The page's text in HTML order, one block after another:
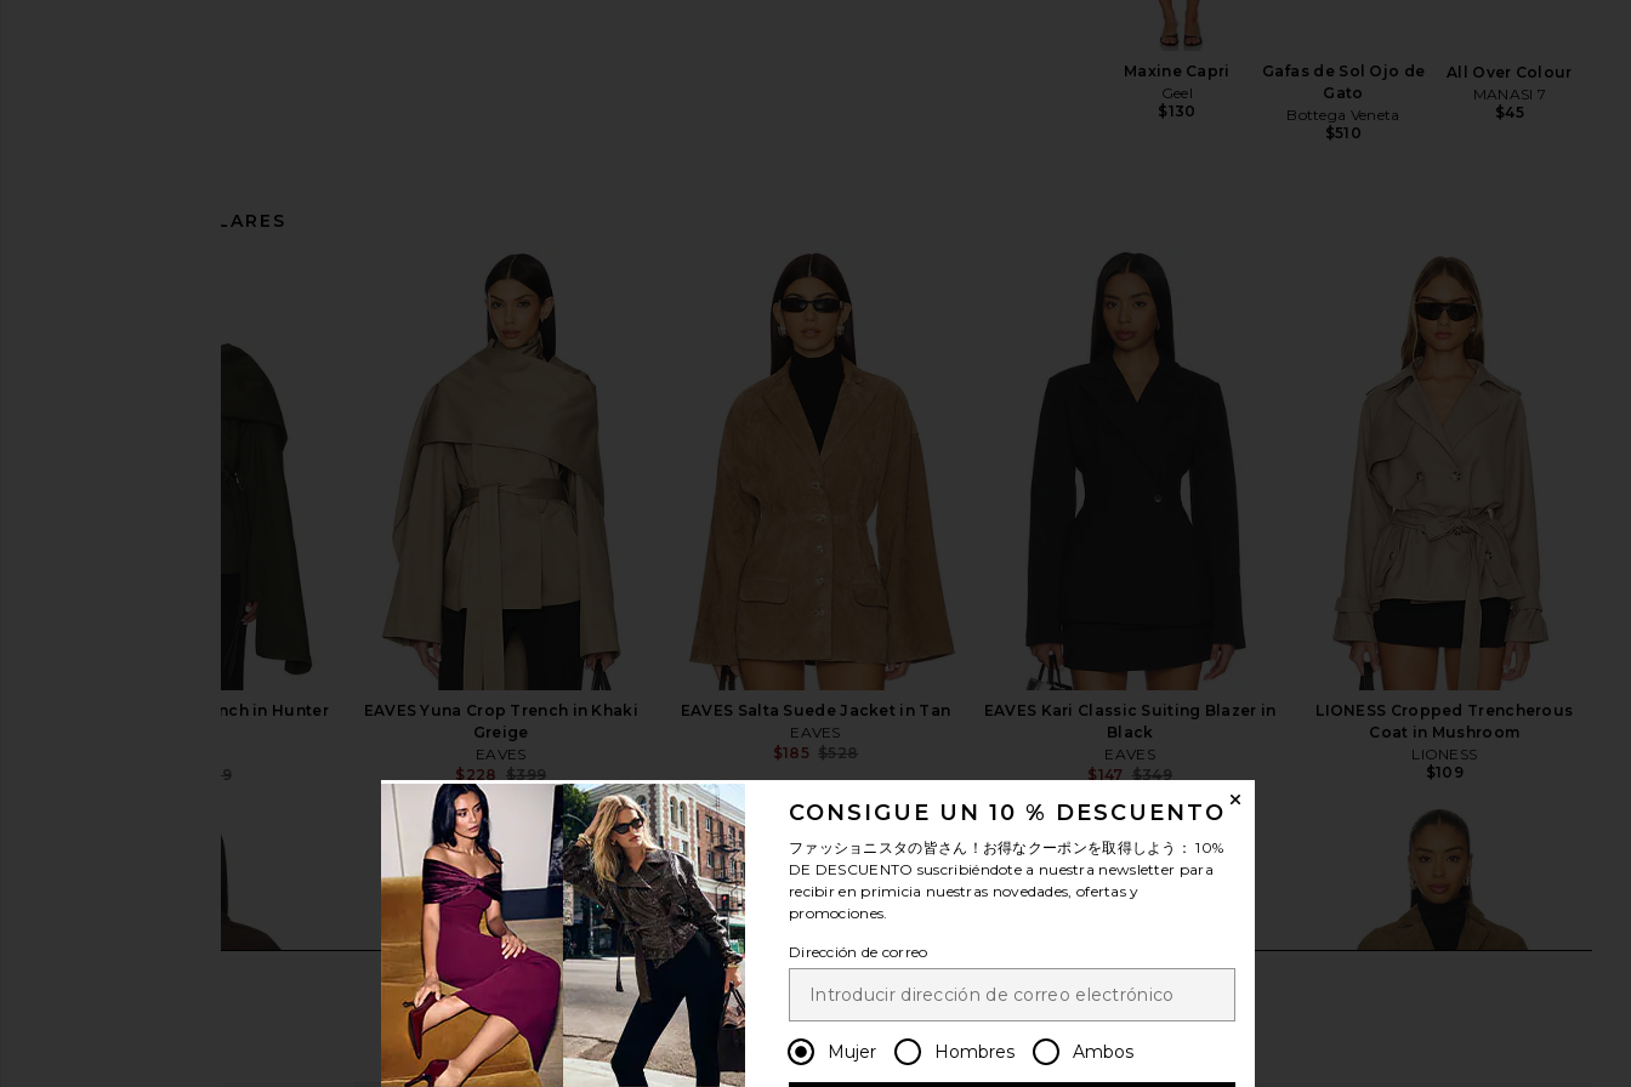
Maxine Capri
Geel
$130
Gafas de Sol Ojo de
Gato
Bottega Veneta
$510
All Over Colour
MANASI 7
$45
ARTÍCULOS SIMILARES
EAVES Yuna Crop Trench in Hunter
Previous price:
$399
EAVES Yuna Crop Trench in Khaki
Greige
EAVES
$228
Previous price:
$399
EAVES Salta Suede Jacket in Tan
EAVES
$185 $528
EAVES Kari Classic Suiting Blazer in
Black
EAVES
$147 $349
LIONESS Cropped Trencherous
Coat in Mushroom
LIONESS
$109
ver más
CONSIGUE UN 10 % DESCUENTO
ファッショニスタの皆さん！お得なクーポンを取得しよう：10%
DE DESCUENTO suscribiéndote a nuestra newsletter para
recibir en primicia nuestras novedades, ofertas y
promociones.
Dirección de correo
Mujer Hombres Ambos